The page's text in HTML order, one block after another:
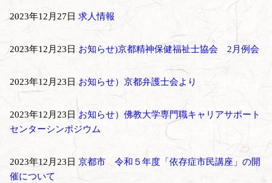
2023年12月27日 求人情報
2023年12月23日 お知らせ)京都精神保健福祉士協会 2月例会
2023年12月23日 お知らせ）京都弁護士会より
2023年12月23日 お知らせ）佛教大学専門職キャリアサポート
センターシンポジウム
2023年12月23日 京都市 令和５年度「依存症市民講座」の開
催について